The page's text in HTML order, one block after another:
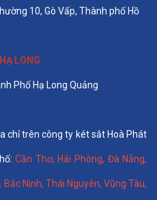
10, Gò Vấp, Thành phố Hồ
LONG
Phố Hạ Long Quảng
chỉ trên công ty két sắt Hoà Phát
Cần Thơ,Hải Phòng, Đà Nẵng,
, Bắc Ninh, Thái Nguyên, Vũng Tàu,